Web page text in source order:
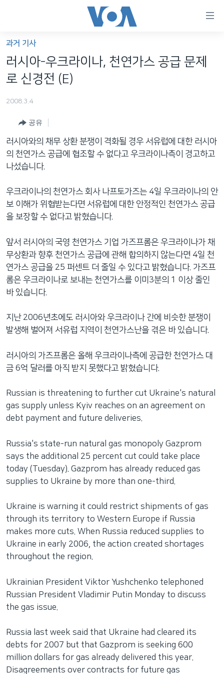
가
능
링
텐
츠
로
동
메
게
션
으
이
색
이
등
프로그램
주파수 안내
과거 기사
러시아-우크라이나, 천연가스 공급 문제
로 신경전 (E)
2008.3.4
공유
러시아와의 채무 상환 분쟁이 격화될 경우 서유럽에 대한 러시아
의 천연가스 공급에 협조할 수 없다고 우크라이나측이 경고하고
나섰습니다.
우크라이나의 천연가스 회사 나프토가즈는 4일 우크라이나의 안
보 이해가 위협받는다면 서유럽에 대한 안정적인 천연가스 공급
을 보장할 수 없다고 밝혔습니다.
앞서 러시아의 국영 천연가스 기업 가즈프롬은 우크라이나가 채
무상환과 향후 천연가스 공급에 관해 합의하지 않는다면 4일 천
연가스 공급을 25 퍼센트 더 줄일 수 있다고 밝혔습니다. 가즈프
롬은 우크라이나로 보내는 천연가스를 이미3분의 1 이상 줄인
바 있습니다.
지난 2006년초에도 러시아와 우크라이나 간에 비슷한 분쟁이
발생해 벌어져 서유럽 지역이 천연가스난을 겪은 바 있습니다.
러시아의 가즈프롬은 올해 우크라이나측에 공급한 천연가스 대
금 6억 달러를 아직 받지 못했다고 밝혔습니다.
Russian is threatening to further cut Ukraine's natural
gas supply unless Kyiv reaches on an agreement on
debt payment and future deliveries.
Russia's state-run natural gas monopoly Gazprom
says the additional 25 percent cut could take place
today (Tuesday). Gazprom has already reduced gas
supplies to Ukraine by more than one-third.
Ukraine is warning it could restrict shipments of gas
through its territory to Western Europe if Russia
makes more cuts. When Russia reduced supplies to
Ukraine in early 2006, the action created shortages
throughout the region.
Ukrainian President Viktor Yushchenko telephoned
Russian President Vladimir Putin Monday to discuss
the gas issue.
Russia last week said that Ukraine had cleared its
debts for 2007 but that Gazprom is seeking 600
million dollars for gas already delivered this year.
Disagreements over contracts for future gas